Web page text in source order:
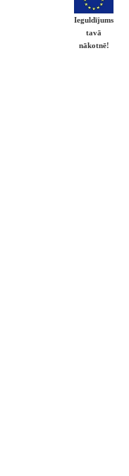
Ieguldījums
tavā
nākotnē!